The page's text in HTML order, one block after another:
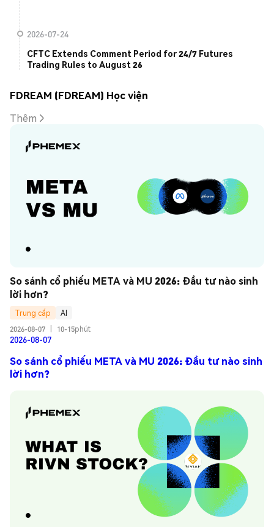
2026-07-24
CFTC Extends Comment Period for 24/7 Futures
Trading Rules to August 26
FDREAM (FDREAM) Học viện
Thêm
So sánh cổ phiếu META và MU 2026: Đầu tư nào sinh
lời hơn?
Trung cấp
AI
2026-08-07
10-15phút
2026-08-07
So sánh cổ phiếu META và MU 2026: Đầu tư nào sinh
lời hơn?